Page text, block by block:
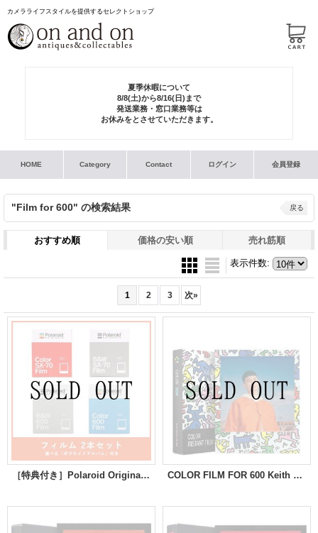
カメラライフスタイルを提供するセレクトショップ
夏季休暇について
8/8(土)から8/16(日)まで
発送業務・窓口業務等は
お休みをとさせていただきます。
HOME Category Contact ログイン 会員登録
"Film for 600" の検索結果 戻る
おすすめ順 価格の安い順 売れ筋順
表示件数:
1 2 3 次»
［特典付き］Polaroid Originalsフィルム2本セット COLOR FILM FOR 600 Keith Haring Edition ※NEW